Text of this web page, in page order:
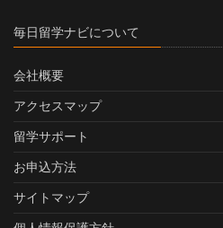
毎日留学ナビについて
会社概要
アクセスマップ
留学サポート
お申込方法
サイトマップ